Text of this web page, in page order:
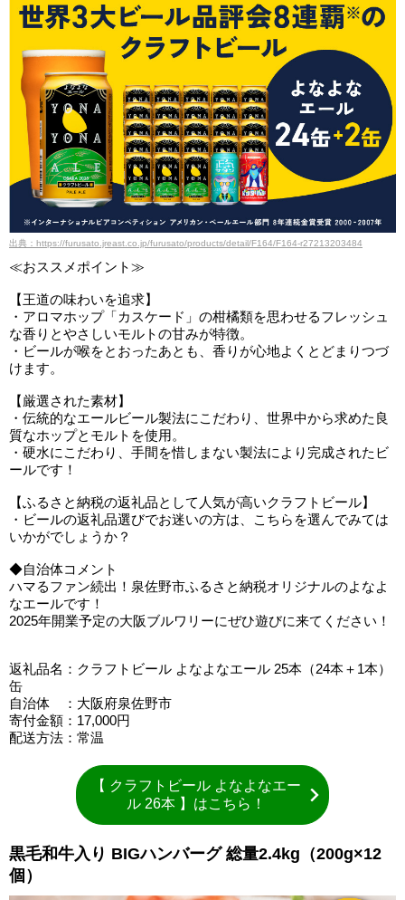
出典：https://furusato.jreast.co.jp/furusato/products/detail/F164/F164-r27213203484
≪おススメポイント≫
【王道の味わいを追求】
・アロマホップ「カスケード」の柑橘類を思わせるフレッシュ
な香りとやさしいモルトの甘みが特徴。
・ビールが喉をとおったあとも、香りが心地よくとどまりつづ
けます。
【厳選された素材】
・伝統的なエールビール製法にこだわり、世界中から求めた良
質なホップとモルトを使用。
・硬水にこだわり、手間を惜しまない製法により完成されたビ
ールです！
【ふるさと納税の返礼品として人気が高いクラフトビール】
・ビールの返礼品選びでお迷いの方は、こちらを選んでみては
いかがでしょうか？
◆自治体コメント
ハマるファン続出！泉佐野市ふるさと納税オリジナルのよなよ
なエールです！
2025年開業予定の大阪ブルワリーにぜひ遊びに来てください！
返礼品名：クラフトビール よなよなエール 25本（24本＋1本）
缶
自治体 ：大阪府泉佐野市
寄付金額：17,000円
配送方法：常温
【 クラフトビール よなよなエー
ル 26本 】はこちら！
黒毛和牛入り BIGハンバーグ 総量2.4kg（200g×12
個）